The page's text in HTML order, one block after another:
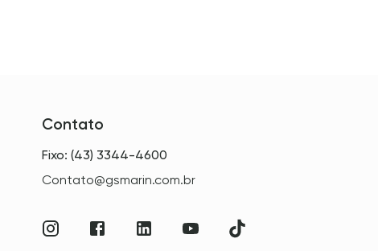
Contato
Fixo: (43) 3344-4600
Contato@gsmarin.com.br